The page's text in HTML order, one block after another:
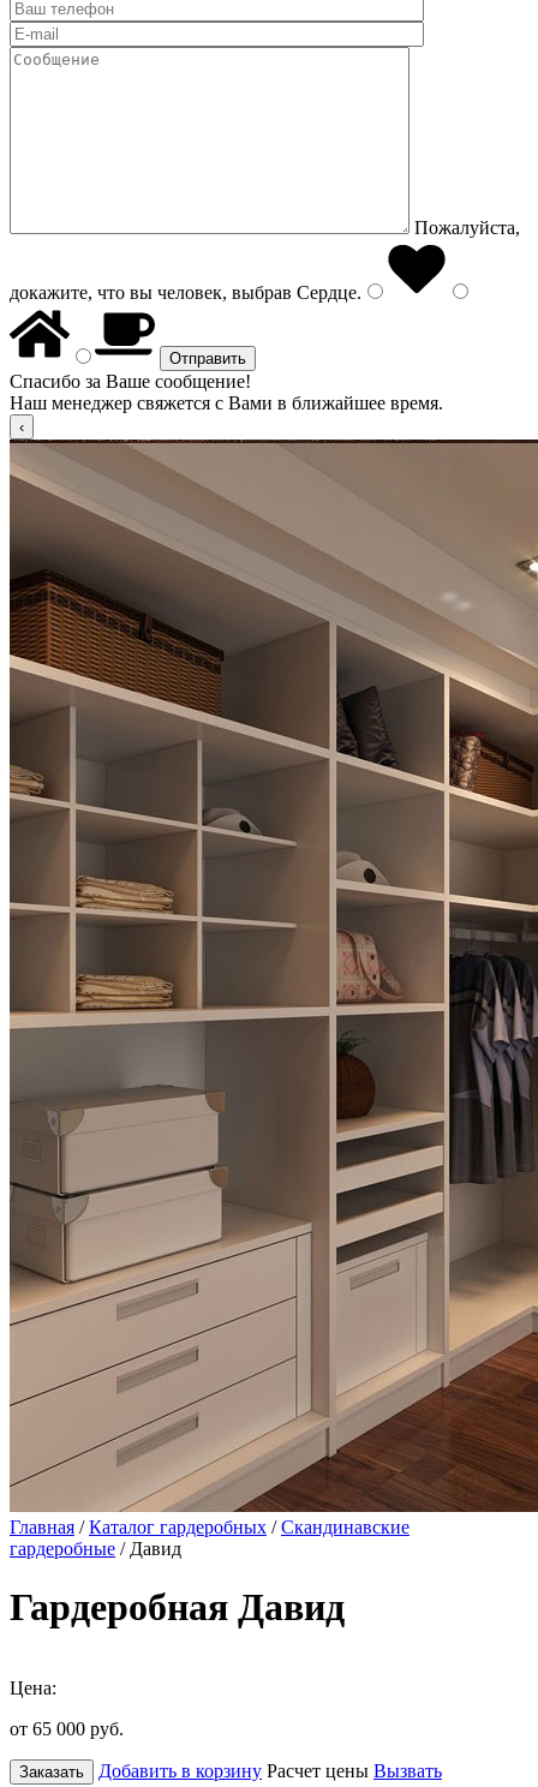
Пожалуйста,
докажите, что вы человек, выбрав Сердце.
Спасибо за Ваше сообщение!
Наш менеджер свяжется с Вами в ближайшее время.
Главная /Каталог гардеробных /Скандинавские
гардеробные / Давид
Гардеробная Давид
Цена:
от 65 000 руб.
Заказать Добавить в корзину Расчет цены Вызвать